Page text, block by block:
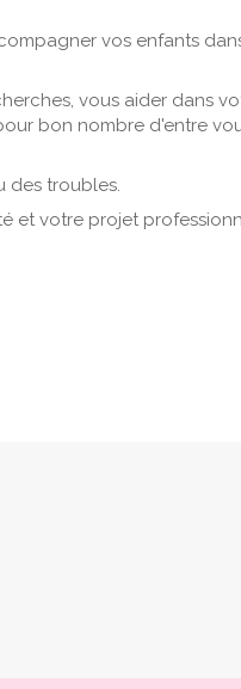
vos enfants
vous aider dans
bon nombre d'entre
des troubles.
et votre projet